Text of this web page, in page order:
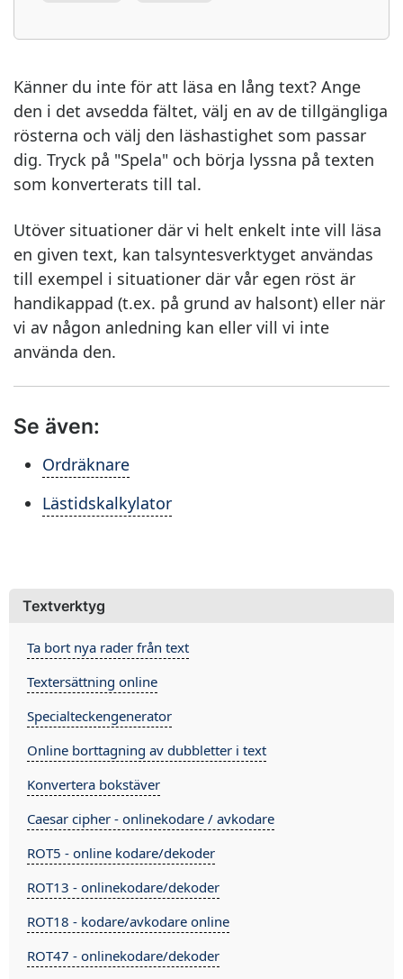
Känner du inte för att läsa en lång text? Ange
den i det avsedda fältet, välj en av de tillgängliga
rösterna och välj den läshastighet som passar
dig. Tryck på "Spela" och börja lyssna på texten
som konverterats till tal.
Utöver situationer där vi helt enkelt inte vill läsa
en given text, kan talsyntesverktyget användas
till exempel i situationer där vår egen röst är
handikappad (t.ex. på grund av halsont) eller när
vi av någon anledning kan eller vill vi inte
använda den.
Se även:
Ordräknare
Lästidskalkylator
Textverktyg
Ta bort nya rader från text
Textersättning online
Specialteckengenerator
Online borttagning av dubbletter i text
Konvertera bokstäver
Caesar cipher - onlinekodare / avkodare
ROT5 - online kodare/dekoder
ROT13 - onlinekodare/dekoder
ROT18 - kodare/avkodare online
ROT47 - onlinekodare/dekoder